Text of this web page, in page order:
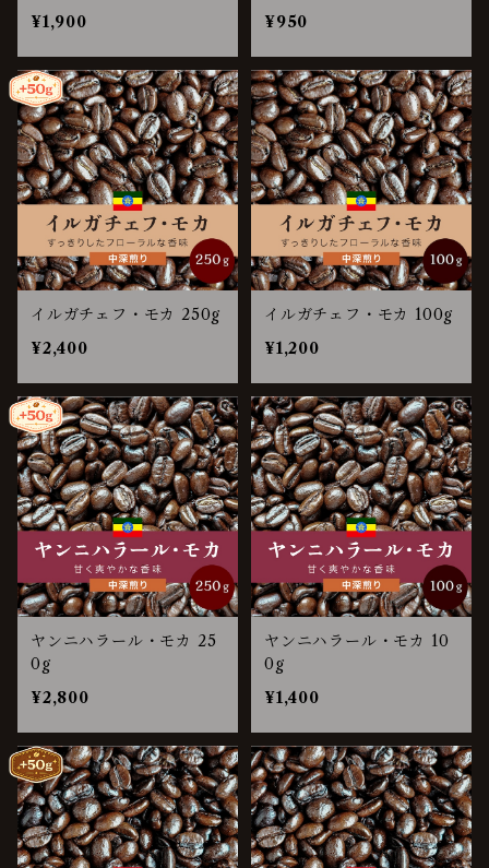
¥1,900
¥950
イルガチェフ・モカ 250g
¥2,400
イルガチェフ・モカ 100g
¥1,200
ヤンニハラール・モカ 25
0g
¥2,800
ヤンニハラール・モカ 10
0g
¥1,400